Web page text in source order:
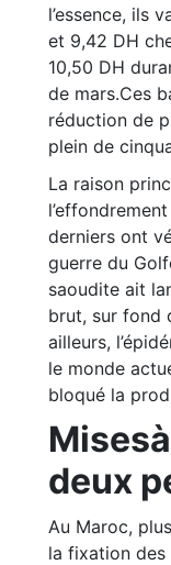
l’essence, ils
et 9,42 DH
10,50 DH
de mars.Ces
réduction de
plein de
La raison
derniers ont
guerre du
saoudite ait
brut, sur fond
ailleurs,
le monde
bloqué la
deux
Au Maroc,
la fixation